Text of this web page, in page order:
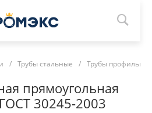
/ Трубы стальные / Трубы
прямоугольная
30245-2003